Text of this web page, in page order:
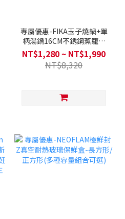
專屬優惠-FIKA玉子燒鍋+單
柄湯鍋16CM不銹鋼蒸籠單
鍋任選/雙鍋組(送矽銀玉子
燒鍋鏟25公分-FIKA)
NT$1,280 ~ NT$1,990
NT$8,320